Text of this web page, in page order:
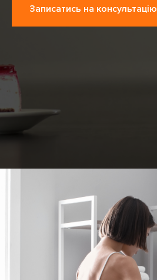
Записатись на консультацію